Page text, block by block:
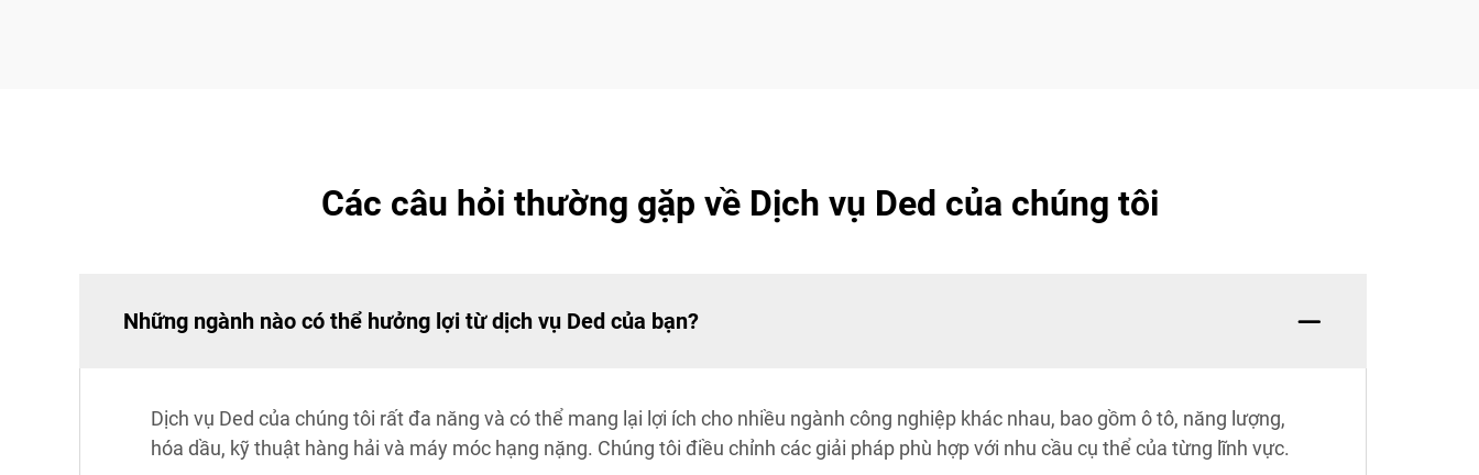
Các câu hỏi thường gặp về Dịch vụ Ded của chúng tôi
Những ngành nào có thể hưởng lợi từ dịch vụ Ded của bạn?
Dịch vụ Ded của chúng tôi rất đa năng và có thể mang lại lợi ích cho nhiều ngành công nghiệp khác nhau, bao gồm ô tô, năng lượng,
hóa dầu, kỹ thuật hàng hải và máy móc hạng nặng. Chúng tôi điều chỉnh các giải pháp phù hợp với nhu cầu cụ thể của từng lĩnh vực.